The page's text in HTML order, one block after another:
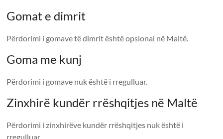
Gomat e dimrit
Përdorimi i gomave të dimrit është opsional në Maltë.
Goma me kunj
Përdorimi i gomave nuk është i rregulluar.
Zinxhirë kundër rrëshqitjes në Maltë
Përdorimi i zinxhirëve kundër rrëshqitjes nuk është i
rregulluar.